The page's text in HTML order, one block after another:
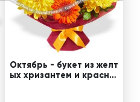
Октябрь - букет из желт
ых хризантем и красны